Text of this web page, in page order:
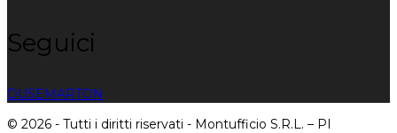
Seguici
DUSEMARTON
© 2026 - Tutti i diritti riservati - Montufficio S.R.L. – PI